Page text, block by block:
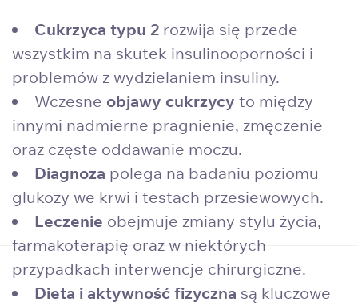
Cukrzyca typu 2 rozwija się przede
wszystkim na skutek insulinooporności i
problemów z wydzielaniem insuliny.
Wczesne objawy cukrzycy to między
innymi nadmierne pragnienie, zmęczenie
oraz częste oddawanie moczu.
Diagnoza polega na badaniu poziomu
glukozy we krwi i testach przesiewowych.
Leczenie obejmuje zmiany stylu życia,
farmakoterapię oraz w niektórych
przypadkach interwencje chirurgiczne.
Dieta i aktywność fizyczna są kluczowe